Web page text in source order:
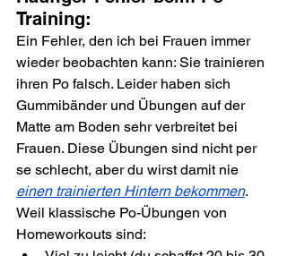
Training:
Ein Fehler, den ich bei Frauen immer
wieder beobachten kann: Sie trainieren
ihren Po falsch. Leider haben sich
Gummibänder und Übungen auf der
Matte am Boden sehr verbreitet bei
Frauen. Diese Übungen sind nicht per
se schlecht, aber du wirst damit nie
einen trainierten Hintern bekommen.
Weil klassische Po-Übungen von
Homeworkouts sind: